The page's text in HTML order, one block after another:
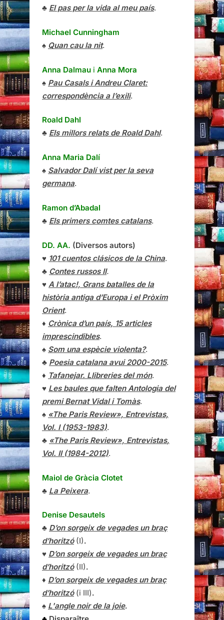
♣ El pas per la vida al meu país.
Michael Cunningham
♠ Quan cau la nit.
Anna Dalmau i Anna Mora
♠ Pau Casals i Andreu Claret:
correspondència a l’exili.
Roald Dahl
♣ Els millors relats de Roald Dahl.
Anna Maria Dalí
♠ Salvador Dalí vist per la seva
germana.
Ramon d’Abadal
♣ Els primers comtes catalans.
DD. AA. (Diversos autors)
♥ 101 cuentos clásicos de la China.
♣ Contes russos II.
♥ A l’atac!, Grans batalles de la
història antiga d’Europa i el Pròxim
Orient.
♦ Crònica d’un país, 15 articles
imprescindibles.
♠ Som una espècie violenta?.
♣ Poesia catalana avui 2000-2015.
♦ Tafanejar. Llibreries del món.
♥ Les baules que falten Antologia del
premi Bernat Vidal i Tomàs.
♠ «The Paris Review», Entrevistas,
Vol. I (1953-1983).
♣ «The Paris Review», Entrevistas,
Vol. II (1984-2012).
Maiol de Gràcia Clotet
♣ La Peixera.
Denise Desautels
♣ D’on sorgeix de vegades un braç
d’horitzó(I).
♥ D’on sorgeix de vegades un braç
d’horitzó(II).
♦ D’on sorgeix de vegades un braç
d’horitzó(i III).
♠ L'angle noir de la joie.